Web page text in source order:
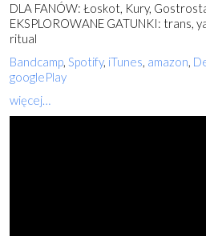
DLA FANÓW: Łoskot, Kury,
EKSPLOROWANE GATUNKI: trans,
ritual
Bandcamp, Spotify, iTunes, amazon,
googlePlay
więcej…